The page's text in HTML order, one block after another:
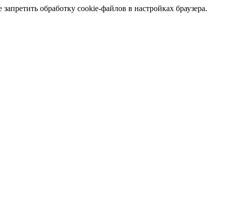
обработку cookie-файлов в настройках браузера.